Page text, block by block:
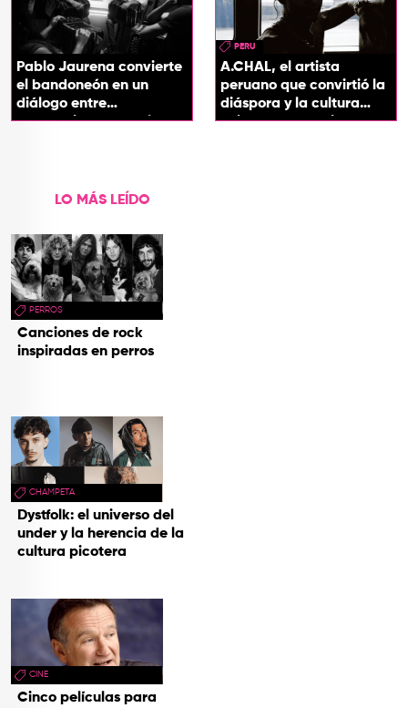
Pablo Jaurena convierte
el bandoneón en un
diálogo entre
generaciones con el
PERU
A.CHAL, el artista
peruano que convirtió la
diáspora y la cultura
chicha en su sonido
LO MÁS LEÍDO
PERROS
Canciones de rock
inspiradas en perros
CHAMPETA
Dystfolk: el universo del
under y la herencia de la
cultura picotera
CINE
Cinco películas para